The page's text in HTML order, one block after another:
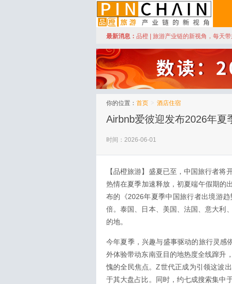
品橙旅游
最新消息： 品橙 | 旅游产业链的新视角，每天
你的位置： 首页 > 酒店住宿
Airbnb爱彼迎发布2026年夏
时间：2026-06-01
【品橙旅游】 盛夏已至，中国旅行者将
热情在夏季加速释放，初夏端午假期的
布的《2026年夏季中国旅行者出境游
倍。泰国、日本、美国、法国、意大利
的地。
今年夏季，兴趣与盛事驱动的旅行灵感
外体验带动东南亚目的地热度全线蹿升
愧的全民焦点。Z世代正成为引领这波
于其大盘占比。同时，约七成搜索集中